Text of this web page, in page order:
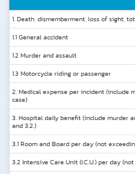
1. Death, dismemberment, loss of sight,
1.1 General accident
1.2 Murder and assault
1.3 Motorcycle riding or passenger
2. Medical expense per incident (include
case)
3. Hospital daily benefit (include murder
and 3.2.)
3.1 Room and Board per day (not
3.2 Intensive Care Unit (I.C.U.) per day